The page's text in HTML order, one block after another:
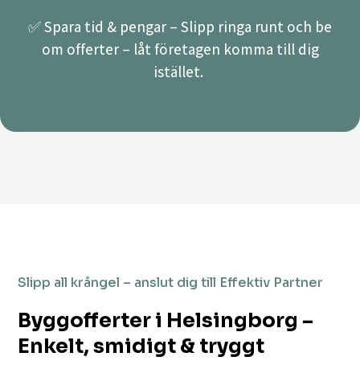
✅ Spara tid & pengar – Slipp ringa runt och be
om offerter – låt företagen komma till dig
istället.
Slipp all krångel – anslut dig till Effektiv Partner
Byggofferter i Helsingborg –
Enkelt, smidigt & tryggt